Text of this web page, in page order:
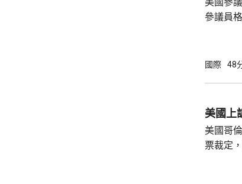
參議員
斯石油
美國現有
烏克蘭
訪問烏
國際 48
美國上
美國哥
票裁定